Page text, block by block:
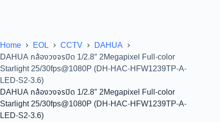
Home EOL CCTV
DAHUA
DAHUA กล้องวงจรปิด 1/2.8″ 2Megapixel Full-color
Starlight 25/30fps@1080P (DH-HAC-HFW1239TP-A-
LED-S2-3.6)
DAHUA กล้องวงจรปิด 1/2.8″ 2Megapixel Full-color
Starlight 25/30fps@1080P (DH-HAC-HFW1239TP-A-
LED-S2-3.6)